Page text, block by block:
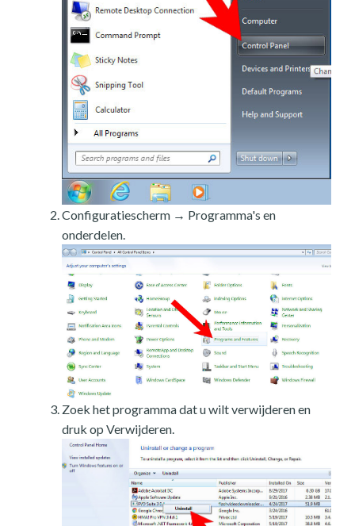
Configuratiescherm → Programma's en
onderdelen.
Zoek het programma dat u wilt verwijderen en
druk op Verwijderen.